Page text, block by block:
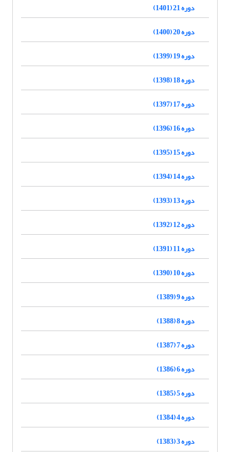
دوره 21 (1401)
دوره 20 (1400)
دوره 19 (1399)
دوره 18 (1398)
دوره 17 (1397)
دوره 16 (1396)
دوره 15 (1395)
دوره 14 (1394)
دوره 13 (1393)
دوره 12 (1392)
دوره 11 (1391)
دوره 10 (1390)
دوره 9 (1389)
دوره 8 (1388)
دوره 7 (1387)
دوره 6 (1386)
دوره 5 (1385)
دوره 4 (1384)
دوره 3 (1383)